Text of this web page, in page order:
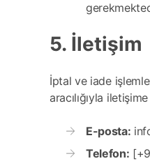
5. İletişim
İptal ve iade
aracılığıyla
E-posta:
Telefon: